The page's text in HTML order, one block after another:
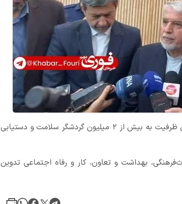
هدف‌گذاری دولت در چارچوب برنامه هفتم توسعه، افزایش این ظرفیت به بیش از ۲ میلیون گردشگر سلامت و دستیابی
بهداشت و تعاون، کار و رفاه اجتماعی تدوین